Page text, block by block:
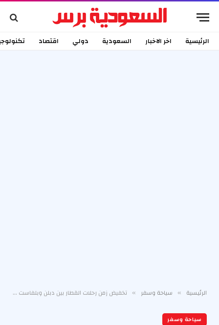
الرئيسية اخر الاخبار السعودية دولي اقتصاد
الرئيسية » سياحة وسفر » تخفيض زمن رحلات القطار بين دبلن وبلفاست إلى أقل من ساعتين بتكلفة 700 مليون يورو
سياحة وسفر